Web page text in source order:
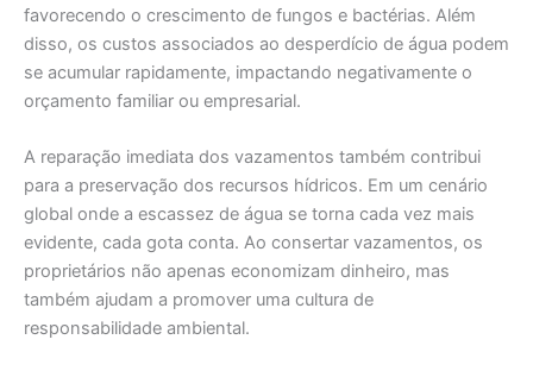
favorecendo o crescimento de fungos e bactérias. Além
disso, os custos associados ao desperdício de água podem
se acumular rapidamente, impactando negativamente o
orçamento familiar ou empresarial.
A reparação imediata dos vazamentos também contribui
para a preservação dos recursos hídricos. Em um cenário
global onde a escassez de água se torna cada vez mais
evidente, cada gota conta. Ao consertar vazamentos, os
proprietários não apenas economizam dinheiro, mas
também ajudam a promover uma cultura de
responsabilidade ambiental.